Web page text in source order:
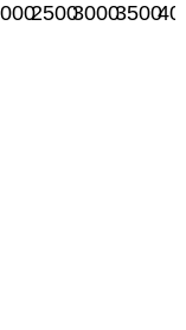
250030003500